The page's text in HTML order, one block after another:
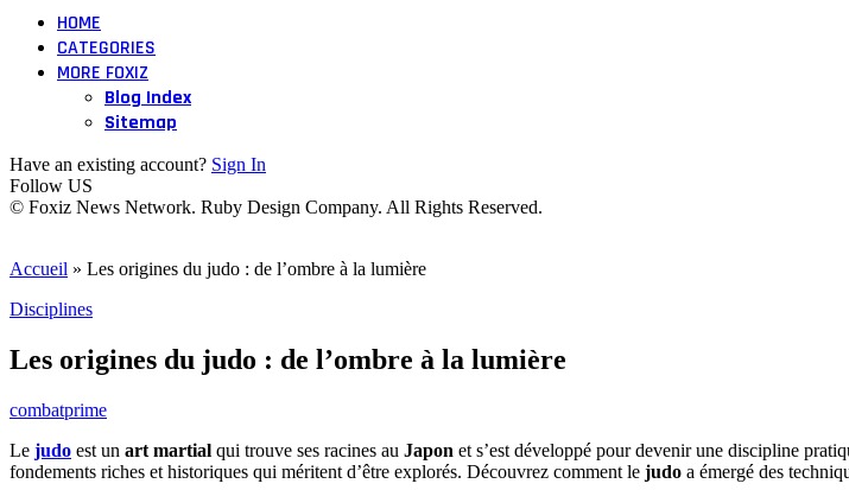
HOME
CATEGORIES
MORE FOXIZ
Blog Index
Sitemap
Have an existing account? Sign In
Follow US
© Foxiz News Network. Ruby Design Company. All Rights Reserved.
Accueil » Les origines du judo : de l’ombre à la lumière
Disciplines
Les origines du judo : de l’ombre à la lumière
combatprime
Le judo est un art martial qui trouve ses racines au Japon et s’est développé pour devenir une discipline
fondements riches et historiques qui méritent d’être explorés. Découvrez comment le judo a émergé des